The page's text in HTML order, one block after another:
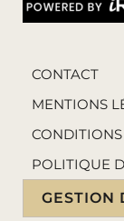
CONTACT
MENTIONS
CONDITIONS
POLITIQUE
GESTION